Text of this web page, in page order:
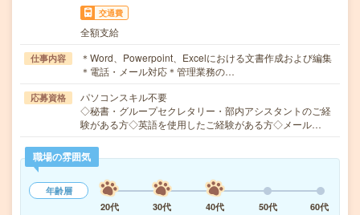
交通費
全額支給
仕事内容
＊Word、Powerpoint、Excelにおける文書作成および編集
＊電話・メール対応＊管理業務の…
応募資格
パソコンスキル不要
◇秘書・グループセクレタリー・部内アシスタントのご経
験がある方◇英語を使用したご経験がある方◇メール…
職場の雰囲気
年齢層
20代
30代 40代 50代
60代